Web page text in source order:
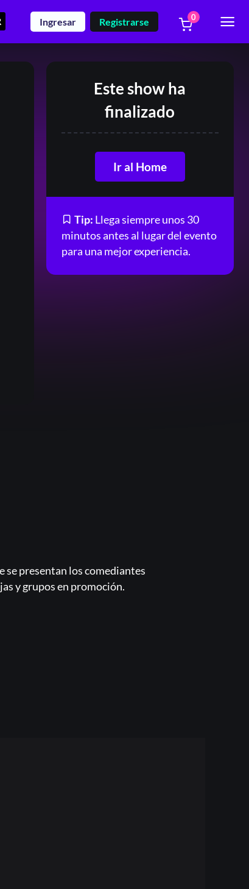
Ingresar Registrarse 0
Este show ha
finalizado
Ir al Home
Tip: Llega siempre unos 30
minutos antes al lugar del evento
para una mejor experiencia.
se presentan los comediantes
y grupos en promoción.